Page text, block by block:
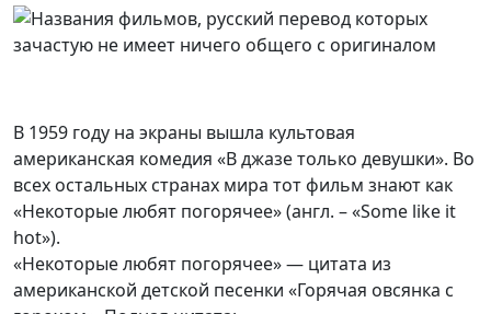
В 1959 году на экраны вышла культовая
американская комедия «В джазе только девушки». Во
всех остальных странах мира тот фильм знают как
«Некоторые любят погорячее» (англ. – «Some like it
hot»).
«Некоторые любят погорячее» — цитата из
американской детской песенки «Горячая овсянка с